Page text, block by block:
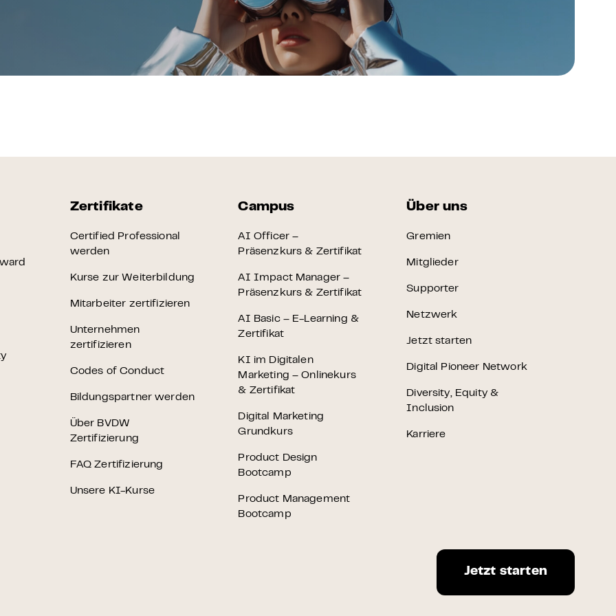
FAQ Zertifizierung
Briefing
– E-Learning
– E-Learning
Zertifikate
Certified Professional
werden
Kurse zur Weiterbildung
Mitarbeiter zertifizieren
Unternehmen
zertifizieren
Codes of Conduct
Bildungspartner werden
Über BVDW
Zertifizierung
FAQ Zertifizierung
Unsere KI-Kurse
Campus
AI Officer –
Präsenzkurs & Zertifikat
AI Impact Manager –
Präsenzkurs & Zertifikat
AI Basic – E-Learning &
Zertifikat
KI im Digitalen
Marketing – Onlinekurs
& Zertifikat
Digital Marketing
Grundkurs
Product Design
Bootcamp
Product Management
Bootcamp
Über uns
Gremien
Mitglieder
Supporter
Netzwerk
Jetzt starten
Digital Pioneer Network
Diversity, Equity &
Inclusion
Karriere
Jetzt starten